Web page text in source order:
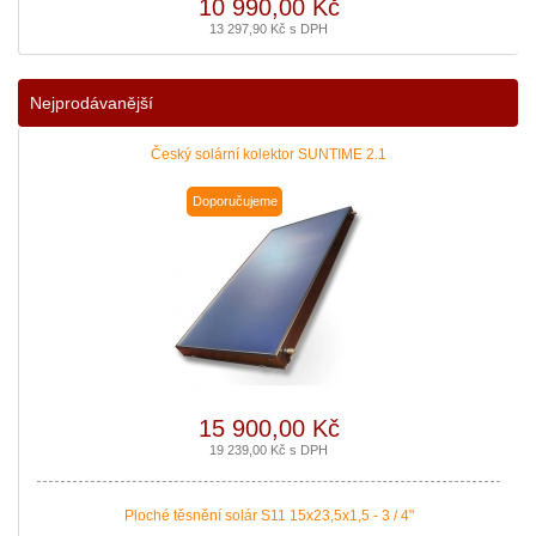
10 990,00 Kč
13 297,90 Kč s DPH
Nejprodávanější
Český solární kolektor SUNTIME 2.1
Doporučujeme
15 900,00 Kč
19 239,00 Kč s DPH
Ploché těsnění solár S11 15x23,5x1,5 - 3 / 4"